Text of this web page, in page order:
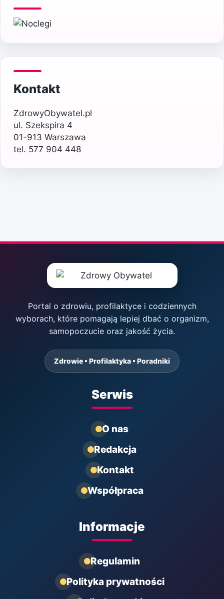
Kontakt
ZdrowyObywatel.pl
ul. Szekspira 4
01-913 Warszawa
tel. 577 904 448
Portal o zdrowiu, profilaktyce i codziennych
wyborach, które pomagają lepiej dbać o organizm,
samopoczucie oraz jakość życia.
Zdrowie • Profilaktyka • Poradniki
Serwis
O nas
Redakcja
Kontakt
Współpraca
Informacje
Regulamin
Polityka prywatności